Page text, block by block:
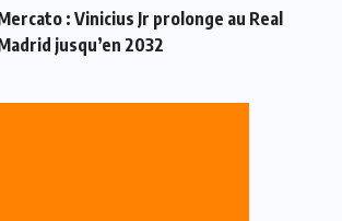
: Vinicius Jr prolonge au Real
jusqu’en 2032